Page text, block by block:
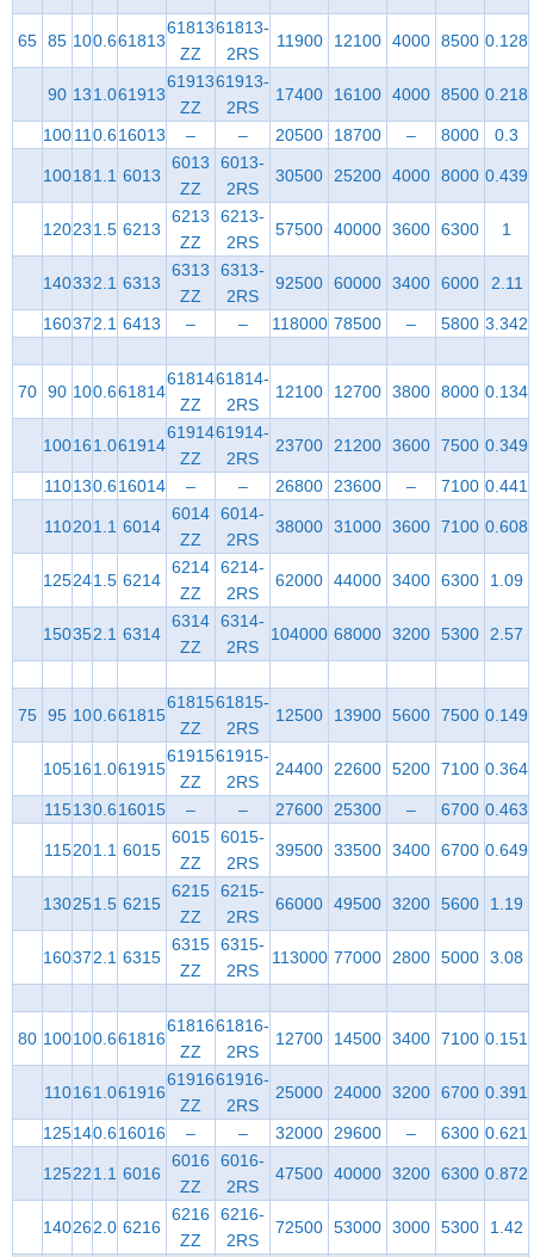
65 85 100.661813
61813
ZZ
61813-
2RS
11900 12100 4000 8500 0.128
90 131.061913
61913
ZZ
61913-
2RS
17400 16100 4000 8500 0.218
100110.616013 – – 20500 18700 – 8000 0.3
100181.1 6013
6013
ZZ
6013-
2RS
30500 25200 4000 8000 0.439
120231.5 6213
6213
ZZ
6213-
2RS
57500 40000 3600 6300 1
140332.1 6313
6313
ZZ
6313-
2RS
92500 60000 3400 6000 2.11
160372.1 6413 – – 118000 78500 – 5800 3.342
70 90 100.661814
61814
ZZ
61814-
2RS
12100 12700 3800 8000 0.134
100161.061914
61914
ZZ
61914-
2RS
23700 21200 3600 7500 0.349
110130.616014 – – 26800 23600 – 7100 0.441
110201.1 6014
6014
ZZ
6014-
2RS
38000 31000 3600 7100 0.608
125241.5 6214
6214
ZZ
6214-
2RS
62000 44000 3400 6300 1.09
150352.1 6314
6314
ZZ
6314-
2RS
104000 68000 3200 5300 2.57
75 95 100.661815
61815
ZZ
61815-
2RS
12500 13900 5600 7500 0.149
105161.061915
61915
ZZ
61915-
2RS
24400 22600 5200 7100 0.364
115130.616015 – – 27600 25300 – 6700 0.463
115201.1 6015
6015
ZZ
6015-
2RS
39500 33500 3400 6700 0.649
130251.5 6215
6215
ZZ
6215-
2RS
66000 49500 3200 5600 1.19
160372.1 6315
6315
ZZ
6315-
2RS
113000 77000 2800 5000 3.08
80 100100.661816
61816
ZZ
61816-
2RS
12700 14500 3400 7100 0.151
110161.061916
61916
ZZ
61916-
2RS
25000 24000 3200 6700 0.391
125140.616016 – – 32000 29600 – 6300 0.621
125221.1 6016
6016
ZZ
6016-
2RS
47500 40000 3200 6300 0.872
140262.0 6216
6216
ZZ
6216-
2RS
72500 53000 3000 5300 1.42